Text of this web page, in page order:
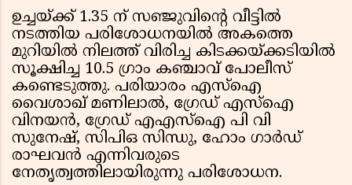
ഉച്ചയ്ക്ക് 1.35 ന് സഞ്ജുവിൻ്റെ വീട്ടിൽ
നടത്തിയ പരിശോധനയിൽ അകത്തെ
മുറിയിൽ നിലത്ത് വിരിച്ച കിടക്കയ്ക്കടിയിൽ
സൂക്ഷിച്ച 10.5 ഗ്രാം കഞ്ചാവ് പോലീസ്
കണ്ടെടുത്തു. പരിയാരം എസ്ഐ
വൈശാഖ് മണിലാൽ, ഗ്രേഡ് എസ്ഐ
വിനയൻ, ഗ്രേഡ് എഎസ്ഐ പി വി
സുനേഷ്, സിപിഒ സിന്ധു, ഹോം ഗാർഡ്
രാഘവൻ എന്നിവരുടെ
നേതൃത്വത്തിലായിരുന്നു പരിശോധന.